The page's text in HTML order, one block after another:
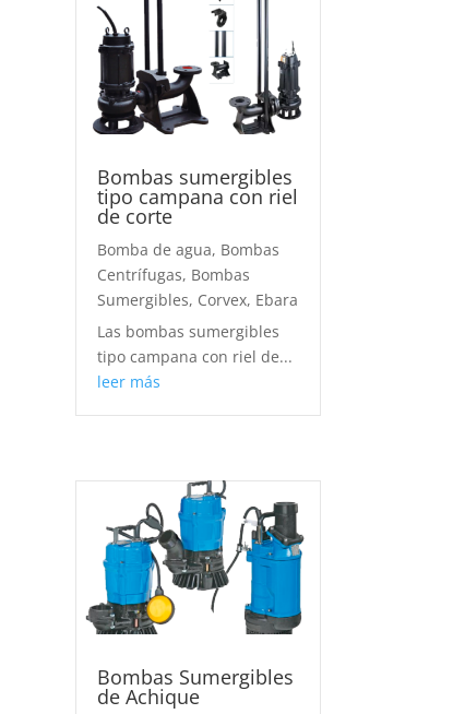
Bombas sumergibles
tipo campana con riel
de corte
Bomba de agua, Bombas
Centrífugas, Bombas
Sumergibles, Corvex, Ebara
Las bombas sumergibles
tipo campana con riel de...
leer más
Bombas Sumergibles
de Achique